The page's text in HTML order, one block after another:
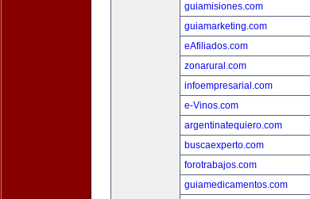
guiamisiones.com
guiamarketing.com
eAfiliados.com
zonarural.com
infoempresarial.com
e-Vinos.com
argentinatequiero.com
buscaexperto.com
forotrabajos.com
guiamedicamentos.com